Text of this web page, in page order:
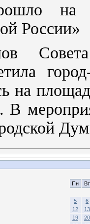
на
России»
на
В
Пн Вт
5
6
12
13
19
20